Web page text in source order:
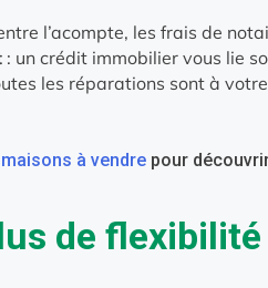
l’acompte, les frais de
: un crédit immobilier vous lie
les réparations sont à
maisons à vendrepour
de flexibilité